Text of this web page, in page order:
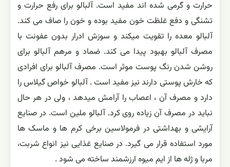
حرارت و گرمی شده اند مفید است. آلبالو برای رفع حرارت و
تشنگی و دفع غلظت خون مفید بوده و خون را صاف می کند.
آلبالو معده را تقویت میکند و سوزش ادرار بدون عفونت با
مصرف آلبالو بهبود پیدا می کند. ضماد و مرهم آلبالو برای
روشن شدن رنگ پوست موثر است. مصرف آلبالو برای افرادی
که خارش پوستی دارند نیز مفید است . آلبالو خواص گیلاس را
دارد و مصرف آن ، اعصاب را آرامش میدهد ، ولی در هر حال
نباید در مصرف آن زیاده روی کرد. آلبالو ملین است. در صنایع
آرایشی و بهداشتی در فرمولاسین برخی کرم ها و ماسک ها
مورد استفاده قرار می گیرد. در صنایع غذایی نیز انواع شربت،
مربا و ژله ها از ایم میوه ارزشمند ساخته می شود .